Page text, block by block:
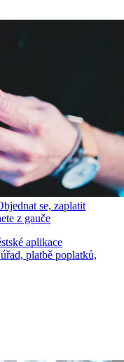
se, zaplatit
z gauče
aplikace
platbě poplatků,